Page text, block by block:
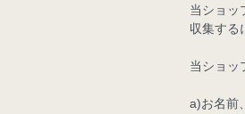
当ショッ
収集する
当ショッ
a)お名前